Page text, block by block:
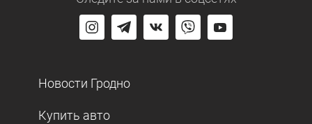
Новости Гродно
Купить авто